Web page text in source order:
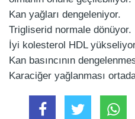
Kan yağları dengeleniyor.
Trigliserid normale dönüyor.
İyi kolesterol HDL
Kan basıncının
Karaciğer yağlanması